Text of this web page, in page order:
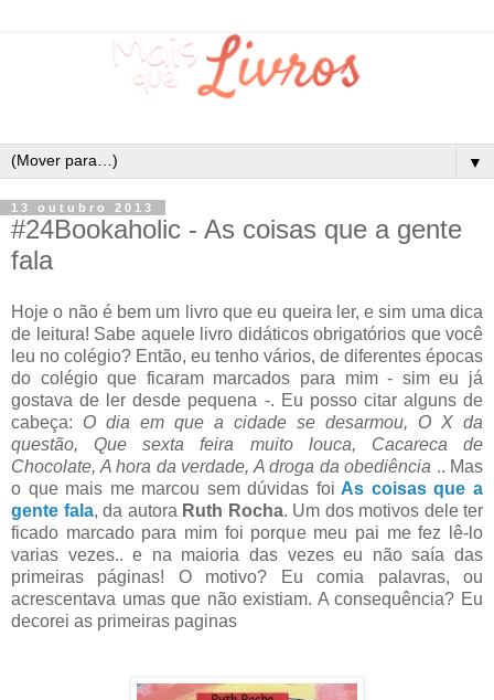
▼
13 outubro 2013
#24Bookaholic - As coisas que a gente
fala
Hoje o não é bem um livro que eu queira ler, e sim uma dica
de leitura! Sabe aquele livro didáticos obrigatórios que você
leu no colégio? Então, eu tenho vários, de diferentes épocas
do colégio que ficaram marcados para mim - sim eu já
gostava de ler desde pequena -. Eu posso citar alguns de
cabeça: O dia em que a cidade se desarmou, O X da
questão, Que sexta feira muito louca, Cacareca de
Chocolate, A hora da verdade, A droga da obediência .. Mas
o que mais me marcou sem dúvidas foi As coisas que a
gente fala, da autora Ruth Rocha. Um dos motivos dele ter
ficado marcado para mim foi porque meu pai me fez lê-lo
varias vezes.. e na maioria das vezes eu não saía das
primeiras páginas! O motivo? Eu comia palavras, ou
acrescentava umas que não existiam. A consequência? Eu
decorei as primeiras paginas